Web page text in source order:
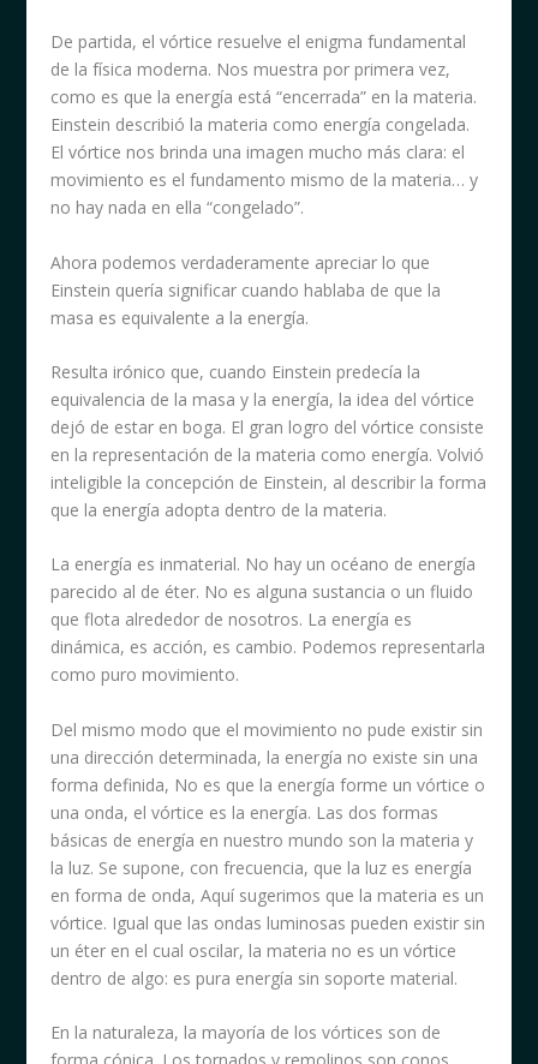
De partida, el vórtice resuelve el enigma fundamental
de la física moderna. Nos muestra por primera vez,
como es que la energía está “encerrada” en la materia.
Einstein describió la materia como energía congelada.
El vórtice nos brinda una imagen mucho más clara: el
movimiento es el fundamento mismo de la materia… y
no hay nada en ella “congelado”.
Ahora podemos verdaderamente apreciar lo que
Einstein quería significar cuando hablaba de que la
masa es equivalente a la energía.
Resulta irónico que, cuando Einstein predecía la
equivalencia de la masa y la energía, la idea del vórtice
dejó de estar en boga. El gran logro del vórtice consiste
en la representación de la materia como energía. Volvió
inteligible la concepción de Einstein, al describir la forma
que la energía adopta dentro de la materia.
La energía es inmaterial. No hay un océano de energía
parecido al de éter. No es alguna sustancia o un fluido
que flota alrededor de nosotros. La energía es
dinámica, es acción, es cambio. Podemos representarla
como puro movimiento.
Del mismo modo que el movimiento no pude existir sin
una dirección determinada, la energía no existe sin una
forma definida, No es que la energía forme un vórtice o
una onda, el vórtice es la energía. Las dos formas
básicas de energía en nuestro mundo son la materia y
la luz. Se supone, con frecuencia, que la luz es energía
en forma de onda, Aquí sugerimos que la materia es un
vórtice. Igual que las ondas luminosas pueden existir sin
un éter en el cual oscilar, la materia no es un vórtice
dentro de algo: es pura energía sin soporte material.
En la naturaleza, la mayoría de los vórtices son de